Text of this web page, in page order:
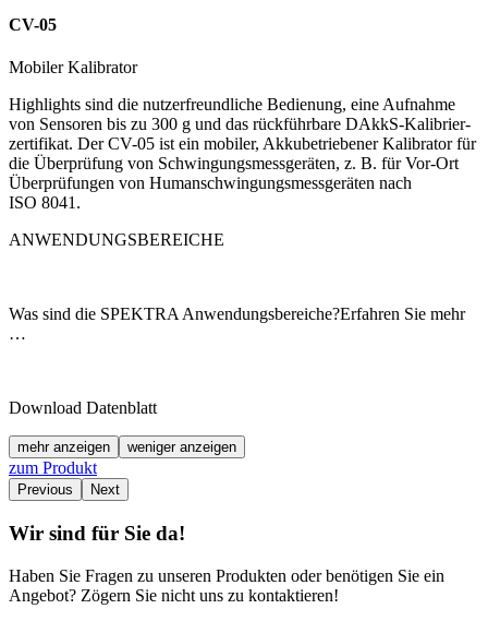
CV-05
Mobiler Kalibrator
Highlights sind die nutzerfreundliche Bedienung, eine Aufnahme
von Sensoren bis zu 300 g und das rückführbare DAkkS-Kalibrier­
zertifikat. Der CV-05 ist ein mobiler, Akku­betriebener Kalibrator für
die Überprüfung von Schwingungs­messgeräten, z. B. für Vor-Ort
Überprüfungen von Human­schwingungs­messgeräten nach
ISO 8041.
ANWENDUNGSBEREICHE
Was sind die SPEKTRA Anwendungsbereiche?Erfahren Sie mehr
…
Download Datenblatt
mehr anzeigen weniger anzeigen
zum Produkt
Previous Next
Wir sind für Sie da!
Haben Sie Fragen zu unseren Produkten oder benötigen Sie ein
Angebot? Zögern Sie nicht uns zu kontaktieren!